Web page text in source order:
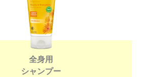
全身用
シャンプー